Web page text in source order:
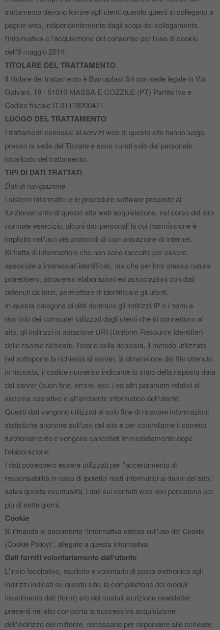
trattamento devono fornire agli utenti quando questi si collegano a
pagine web, indipendentemente dagli scopi del collegamento.
l'informativa e l'acquisizione del consenso per l'uso di cookie
dell’8 maggio 2014.
TITOLARE DEL TRATTAMENTO
Il titolare del trattamento è Bamaplast Srl con sede legale in Via
Galvani, 18 - 51010 MASSA E COZZILE (PT) Partita Iva e
Codice fiscale IT.01178200471.
LUOGO DEL TRATTAMENTO
I trattamenti connessi ai servizi web di questo sito hanno luogo
presso la sede del Titolare e sono curati solo dal personale
incaricato del trattamento.
TIPI DI DATI TRATTATI
Dati di navigazione
I sistemi informatici e le procedure software preposte al
funzionamento di questo sito web acquisiscono, nel corso del loro
normale esercizio, alcuni dati personali la cui trasmissione è
implicita nell'uso dei protocolli di comunicazione di Internet.
Si tratta di informazioni che non sono raccolte per essere
associate a interessati identificati, ma che per loro stessa natura
potrebbero, attraverso elaborazioni ed associazioni con dati
detenuti da terzi, permettere di identificare gli utenti.
In questa categoria di dati rientrano gli indirizzi IP o i nomi a
dominio dei computer utilizzati dagli utenti che si connettono al
sito, gli indirizzi in notazione URI (Uniform Resource Identifier)
delle risorse richieste, l'orario della richiesta, il metodo utilizzato
nel sottoporre la richiesta al server, la dimensione del file ottenuto
in risposta, il codice numerico indicante lo stato della risposta data
dal server (buon fine, errore, ecc.) ed altri parametri relativi al
sistema operativo e all'ambiente informatico dell'utente.
Questi dati vengono utilizzati al solo fine di ricavare informazioni
statistiche anonime sull'uso del sito e per controllarne il corretto
funzionamento e vengono cancellati immediatamente dopo
l'elaborazione.
I dati potrebbero essere utilizzati per l'accertamento di
responsabilità in caso di ipotetici reati informatici ai danni del sito:
salva questa eventualità, i dati sui contatti web non persistono per
più di sette giorni.
Cookie
Si rimanda al documento “Informativa estesa sull'uso dei Cookie
(Cookie Policy)”, allegato a questa informativa.
Dati forniti volontariamente dall’utente
L'invio facoltativo, esplicito e volontario di posta elettronica agli
indirizzi indicati su questo sito, la compilazione dei moduli
inserimento dati (form) e/o dei moduli iscrizione newsletter
presenti nel sito comporta la successiva acquisizione
dell'indirizzo del mittente, necessario per rispondere alle richieste,